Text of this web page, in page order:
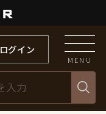
ログイン
MENU